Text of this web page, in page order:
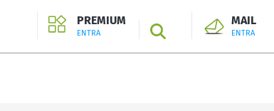
PREMIUM
ENTRA SEARCH
MAIL
ENTRA